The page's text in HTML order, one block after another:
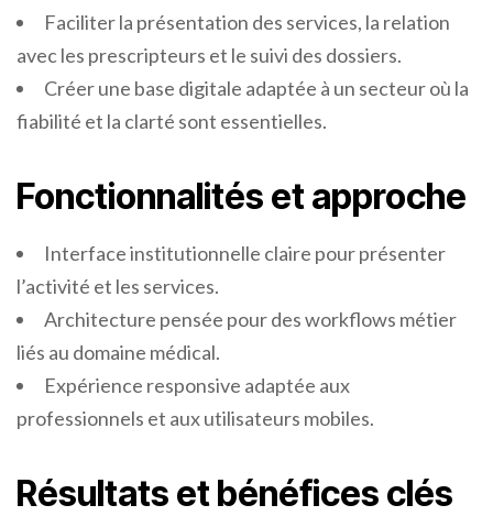
Faciliter la présentation des services, la relation
avec les prescripteurs et le suivi des dossiers.
Créer une base digitale adaptée à un secteur où la
fiabilité et la clarté sont essentielles.
Fonctionnalités et approche
Interface institutionnelle claire pour présenter
l’activité et les services.
Architecture pensée pour des workflows métier
liés au domaine médical.
Expérience responsive adaptée aux
professionnels et aux utilisateurs mobiles.
Résultats et bénéfices clés